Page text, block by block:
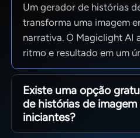
Um gerador de histórias
transforma uma imagem
narrativa. O Magiclight AI
ritmo e resultado em um
Existe uma opção
de histórias de
iniciantes?